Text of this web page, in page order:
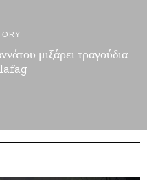
μιξάρει τραγούδια